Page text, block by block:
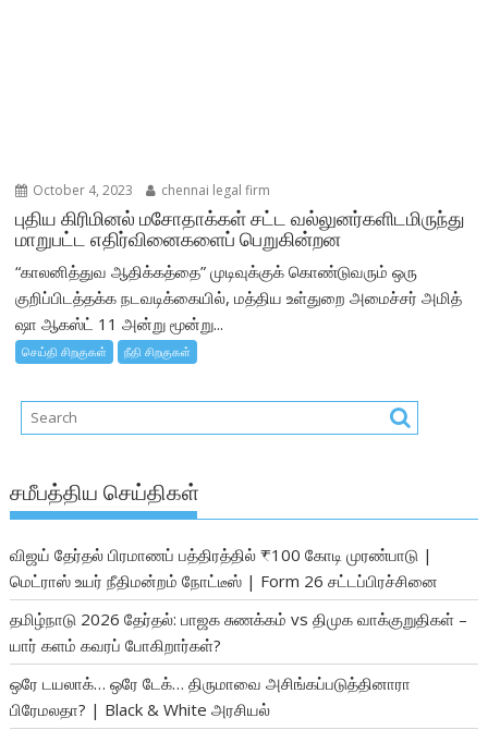
October 4, 2023 chennai legal firm
புதிய கிரிமினல் மசோதாக்கள் சட்ட வல்லுனர்களிடமிருந்து
மாறுபட்ட எதிர்வினைகளைப் பெறுகின்றன
“காலனித்துவ ஆதிக்கத்தை” முடிவுக்குக் கொண்டுவரும் ஒரு
குறிப்பிடத்தக்க நடவடிக்கையில், மத்திய உள்துறை அமைச்சர் அமித்
ஷா ஆகஸ்ட் 11 அன்று மூன்று...
செய்தி சிறகுகள் நீதி சிறகுகள்
சமீபத்திய செய்திகள்
விஜய் தேர்தல் பிரமாணப் பத்திரத்தில் ₹100 கோடி முரண்பாடு |
மெட்ராஸ் உயர் நீதிமன்றம் நோட்டீஸ் | Form 26 சட்டப்பிரச்சினை
தமிழ்நாடு 2026 தேர்தல்: பாஜக சுணக்கம் vs திமுக வாக்குறுதிகள் –
யார் களம் கவரப் போகிறார்கள்?
ஒரே டயலாக்… ஒரே டேக்… திருமாவை அசிங்கப்படுத்தினாரா
பிரேமலதா? | Black & White அரசியல்